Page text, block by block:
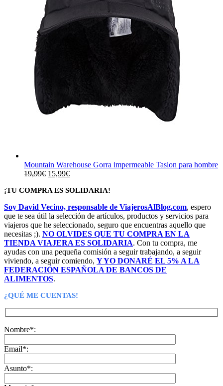
Mountain Warehouse Gorra impermeable Taslon para hombre
19,99€ El
original
19,99€.
15,99€El
actual
15,99€.
¡TU COMPRA ES SOLIDARIA!
Soy David Vecino, responsable de ViajerosAlBlog.com, espero
que te sea útil la selección de artículos, productos y servicios para
viajeros que he seleccionado, seguro que encuentras aquello que
necesitas ;). NO OLVIDES QUE TU COMPRA EN LA
TIENDA VIAJERA ES SOLIDARIA. Con tu compra, me
ayudas con una pequeña comisión a seguir trabajando, a seguir
viviendo, a seguir comiendo, Y YO DONARÉ EL 5% A LA
FEDERACIÓN ESPAÑOLA DE BANCOS DE
ALIMENTOS.
¿QUÉ ME CUENTAS!
Nombre*:
Email*:
Asunto*: